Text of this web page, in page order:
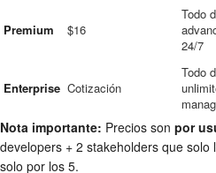
Premium $16
Todo
24/7
Enterprise Cotización
Todo
Nota importante: Precios son por
developers + 2 stakeholders que
solo por los 5.